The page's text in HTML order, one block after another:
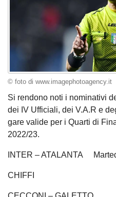
© foto di www.imagephotoagency.it
Si rendono noti i nominativi
dei IV Ufficiali, dei V.A.R e
gare valide per i Quarti di
2022/23.
INTER – ATALANTA
CHIFFI